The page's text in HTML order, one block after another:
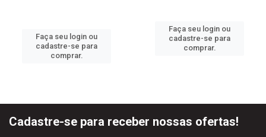
Faça seu login ou
cadastre-se para
comprar.
Faça seu login ou
cadastre-se para
comprar.
Cadastre-se para receber nossas ofertas!